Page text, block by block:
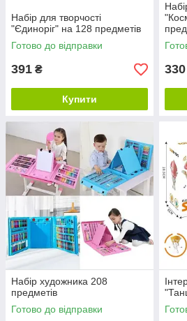
Набір для творчості
"Єдиноріг" на 128 предметів
Готово до відправки
391 ₴
Купити
330
Набір художника 208
предметів
Готово до відправки